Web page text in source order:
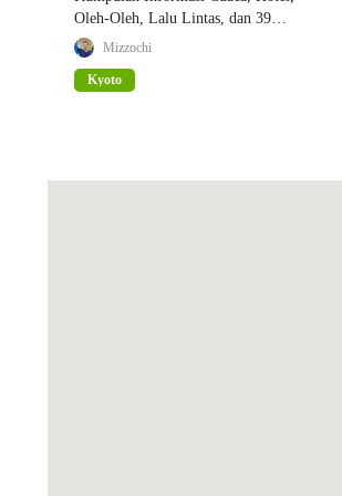
Oleh-Oleh, Lalu Lintas, dan 39
Tempat Wisata
Mizzochi
Kyoto